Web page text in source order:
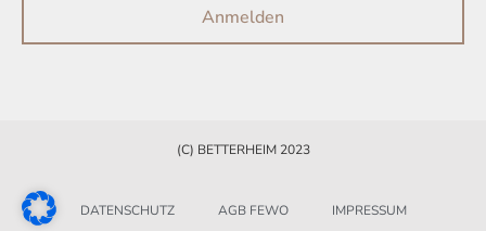
Anmelden
(C) BETTERHEIM 2023
DATENSCHUTZ AGB FEWO IMPRESSUM